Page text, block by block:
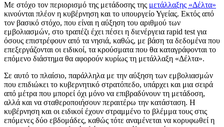
Με στόχο τον περιορισμό της μετάδοσης της μετάλλαξης «Δέλτα»
κινούνται πλέον η κυβέρνηση και το υπουργείο Υγείας. Εκτός από
τον βασικό στόχο, που είναι η αύξηση του αριθμού των
εμβολιασμών, στο τραπέζι έχει πέσει η διενέργεια rapid test για
όσους επιστρέφουν από τα νησιά, καθώς, με βάση τα δεδομένα που
επεξεργάζονται οι ειδικοί, τα κρούσματα που θα καταγράφονται το
επόμενο διάστημα θα αφορούν κυρίως τη μετάλλαξη «Δέλτα».
Σε αυτό το πλαίσιο, παράλληλα με την αύξηση των εμβολιασμών
που επιδιώκει το κυβερνητικό στρατόπεδο, υπάρχει και μια σειρά
από μέτρα που μπορεί όχι μόνο να επιβραδύνουν τη μετάδοση,
αλλά και να σταθεροποιήσουν περαιτέρω την κατάσταση. Η
κυβέρνηση και οι ειδικοί έχουν στραμμένο το βλέμμα τους στις
επόμενες δύο εβδομάδες, καθώς τότε αναμένεται να κορυφωθεί η